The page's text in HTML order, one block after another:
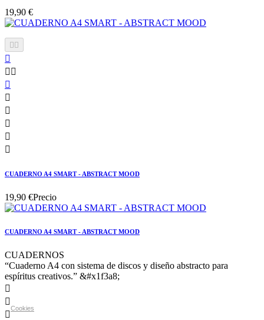
19,90 €
 

 






CUADERNO A4 SMART - ABSTRACT MOOD
19,90 €Precio
CUADERNO A4 SMART - ABSTRACT MOOD
CUADERNOS
“Cuaderno A4 con sistema de discos y diseño abstracto para
espíritus creativos.” &#x1f3a8;



Cookies